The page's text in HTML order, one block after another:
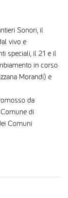
Sonori, il
vivo e
speciali, il 21 e il
in corso
Morandi) e
da
di
Comuni